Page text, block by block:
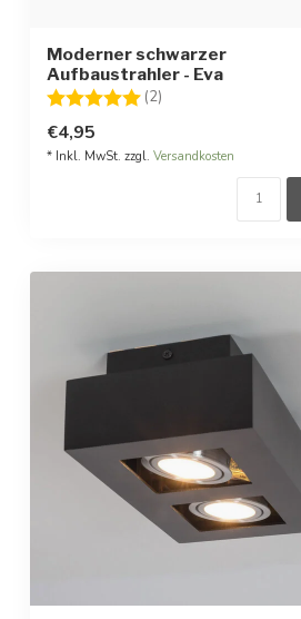
Moderner schwarzer
Aufbaustrahler - Eva
Bewertung:
(2)
€4,95
* Inkl. MwSt. zzgl. Versandkosten